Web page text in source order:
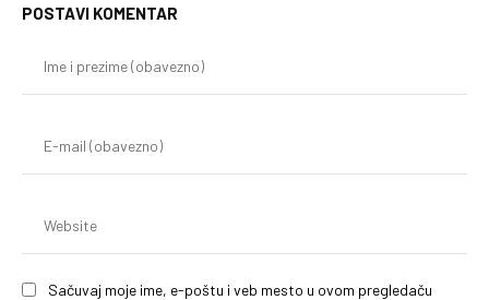
POSTAVI KOMENTAR
Sačuvaj moje ime, e-poštu i veb mesto u ovom pregledaču